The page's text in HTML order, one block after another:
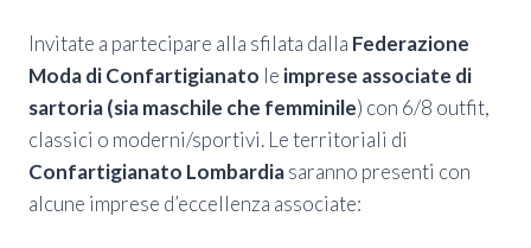
Invitate a partecipare alla sfilata dalla Federazione
Moda di Confartigianato le imprese associate di
sartoria (sia maschile che femminile) con 6/8 outfit,
classici o moderni/sportivi. Le territoriali di
Confartigianato Lombardiasaranno presenti con
alcune imprese d’eccellenza associate: